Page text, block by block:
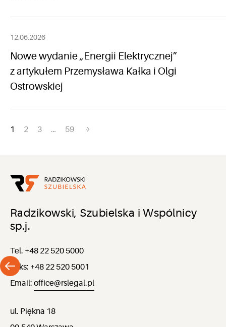
12.06.2026
Nowe wydanie „Energii Elektrycznej”
z artykułem Przemysława Kałka i Olgi
Ostrowskiej
Nawigacja
1 2 3 … 59
Radzikowski, Szubielska i Wspólnicy
sp.j.
Tel. +48 22 520 5000
Faks: +48 22 520 5001
Email: office@rslegal.pl
ul. Piękna 18